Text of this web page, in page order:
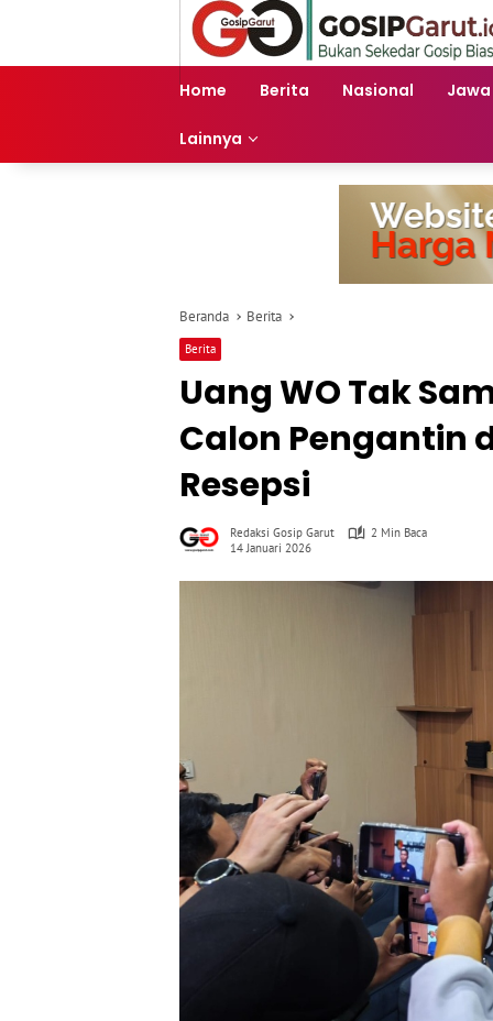
Home Berita Nasional
Lainnya
Beranda Berita
Berita
Uang WO Tak
Calon Pengantin
Resepsi
Redaksi Gosip Garut
2 Min Baca
14 Januari 2026